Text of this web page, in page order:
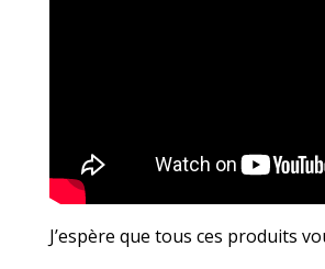
J’espère que tous ces produits